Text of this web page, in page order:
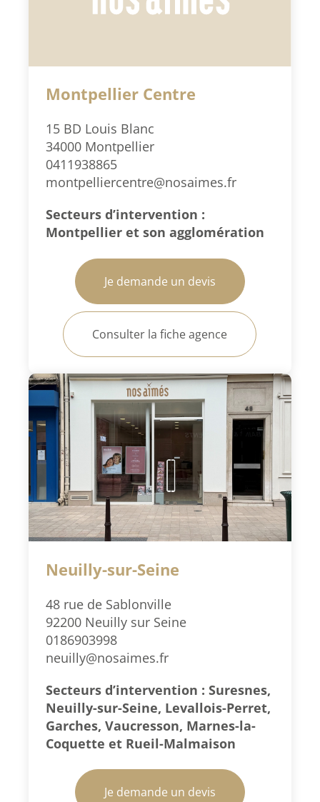
Montpellier Centre
15 BD Louis Blanc
34000 Montpellier
0411938865
montpelliercentre@nosaimes.fr
Secteurs d’intervention :
Montpellier et son agglomération
Je demande un devis
Consulter la fiche agence
Neuilly-sur-Seine
48 rue de Sablonville
92200 Neuilly sur Seine
0186903998
neuilly@nosaimes.fr
Secteurs d’intervention : Suresnes,
Neuilly-sur-Seine, Levallois-Perret,
Garches, Vaucresson, Marnes-la-
Coquette et Rueil-Malmaison
Je demande un devis